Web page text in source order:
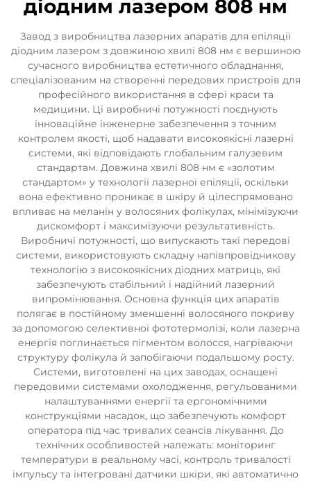
діодним лазером 808 нм
Завод з виробництва лазерних апаратів для епіляції
діодним лазером з довжиною хвилі 808 нм є вершиною
сучасного виробництва естетичного обладнання,
спеціалізованим на створенні передових пристроїв для
професійного використання в сфері краси та
медицини. Ці виробничі потужності поєднують
інноваційне інженерне забезпечення з точним
контролем якості, щоб надавати високоякісні лазерні
системи, які відповідають глобальним галузевим
стандартам. Довжина хвилі 808 нм є «золотим
стандартом» у технології лазерної епіляції, оскільки
вона ефективно проникає в шкіру й цілеспрямовано
впливає на меланін у волосяних фолікулах, мінімізуючи
дискомфорт і максимізуючи результативність.
Виробничі потужності, що випускають такі передові
системи, використовують складну напівпровідникову
технологію з високоякісних діодних матриць, які
забезпечують стабільний і надійний лазерний
випромінювання. Основна функція цих апаратів
полягає в постійному зменшенні волосяного покриву
за допомогою селективної фототермолізі, коли лазерна
енергія поглинається пігментом волосся, нагріваючи
структуру фолікула й запобігаючи подальшому росту.
Системи, виготовлені на цих заводах, оснащені
передовими системами охолодження, регульованими
налаштуваннями енергії та ергономічними
конструкціями насадок, що забезпечують комфорт
оператора під час тривалих сеансів лікування. До
технічних особливостей належать: моніторинг
температури в реальному часі, контроль тривалості
імпульсу та інтегровані датчики шкіри, які автоматично